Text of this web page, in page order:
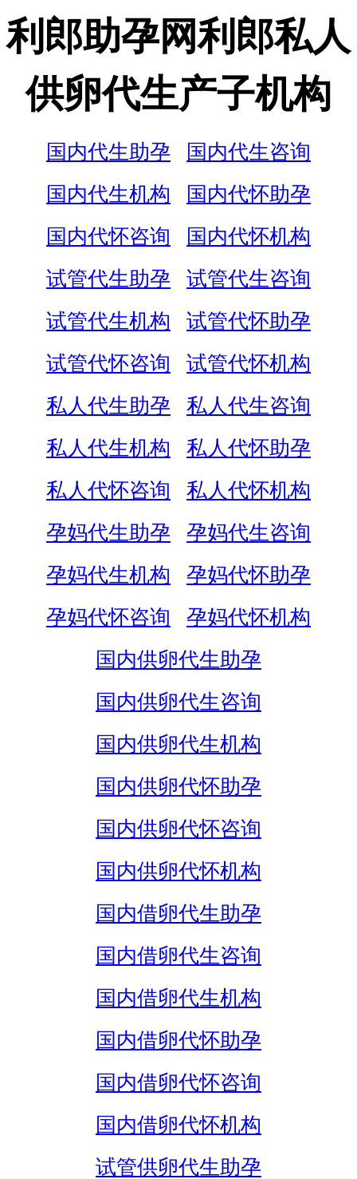
利郎助孕网利郎私人
供卵代生产子机构
国内代生助孕
国内代生咨询
国内代生机构
国内代怀助孕
国内代怀咨询
国内代怀机构
试管代生助孕
试管代生咨询
试管代生机构
试管代怀助孕
试管代怀咨询
试管代怀机构
私人代生助孕
私人代生咨询
私人代生机构
私人代怀助孕
私人代怀咨询
私人代怀机构
孕妈代生助孕
孕妈代生咨询
孕妈代生机构
孕妈代怀助孕
孕妈代怀咨询
孕妈代怀机构
国内供卵代生助孕
国内供卵代生咨询
国内供卵代生机构
国内供卵代怀助孕
国内供卵代怀咨询
国内供卵代怀机构
国内借卵代生助孕
国内借卵代生咨询
国内借卵代生机构
国内借卵代怀助孕
国内借卵代怀咨询
国内借卵代怀机构
试管供卵代生助孕